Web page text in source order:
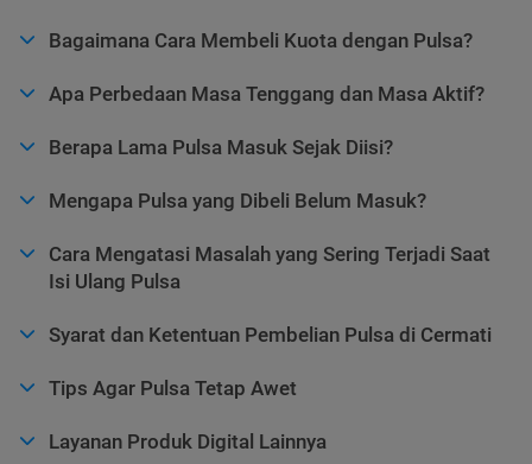
Bagaimana Cara Membeli Kuota dengan Pulsa?
Apa Perbedaan Masa Tenggang dan Masa Aktif?
Berapa Lama Pulsa Masuk Sejak Diisi?
Mengapa Pulsa yang Dibeli Belum Masuk?
Cara Mengatasi Masalah yang Sering Terjadi Saat
Isi Ulang Pulsa
Syarat dan Ketentuan Pembelian Pulsa di Cermati
Tips Agar Pulsa Tetap Awet
Layanan Produk Digital Lainnya